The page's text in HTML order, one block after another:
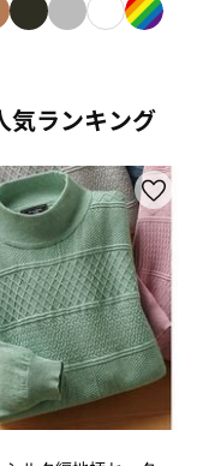
気ランキング